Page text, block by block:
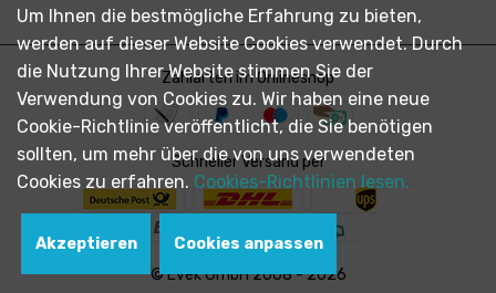
2mm
Breite x Länge :
6.340,32 €
Dicke/Stärke :
3mm
100x100mm
2.377,62 € 
Dicke/Stärke :
3.2mm
Breite x Länge :
100x100mm
Zahlarten im Onlineshop
Schneller Versand per
© Evek GmbH 2008 - 2026
Um Ihnen die bestmögliche Erfahrung zu bieten,
werden auf dieser Website Cookies verwendet. Durch
die Nutzung Ihrer Website stimmen Sie der
Verwendung von Cookies zu. Wir haben eine neue
Cookie-Richtlinie veröffentlicht, die Sie benötigen
sollten, um mehr über die von uns verwendeten
Cookies zu erfahren. Cookies-Richtlinien lesen.
Akzeptieren Cookies anpassen